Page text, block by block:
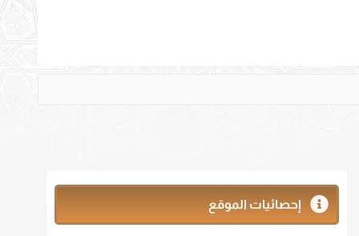
إحصائيات الموقع